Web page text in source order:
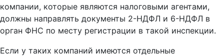
компании, которые являются налоговыми агентами,
должны направлять документы 2-НДФЛ и 6-НДФЛ в
орган ФНС по месту регистрации в такой инспекции.
Если у таких компаний имеются отдельные